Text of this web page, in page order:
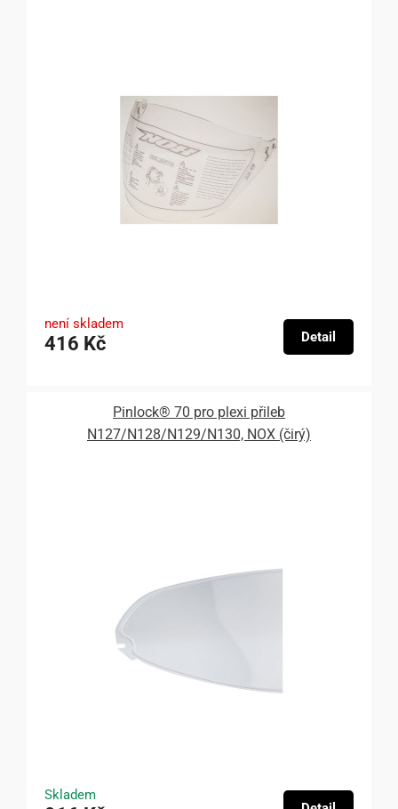
není skladem
416 Kč Detail
Pinlock® 70 pro plexi přileb
N127/N128/N129/N130, NOX (čirý)
Skladem